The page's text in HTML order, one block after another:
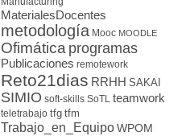
MaterialesDocentes
metodología Mooc MOODLE
Ofimáticaprogramas
Publicaciones remotework
Reto21dias RRHH SAKAI
SIMIO soft-skills SoTL teamwork
teletrabajo tfg tfm
Trabajo_en_EquipoWPOM